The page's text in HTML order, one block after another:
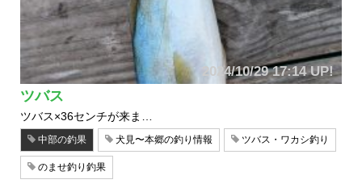
2024/10/29 17:14 UP!
ツバス
ツバス×36センチが来ま…
中部の釣果 犬見〜本郷の釣り情報 ツバス・ワカシ釣り
のませ釣り釣果